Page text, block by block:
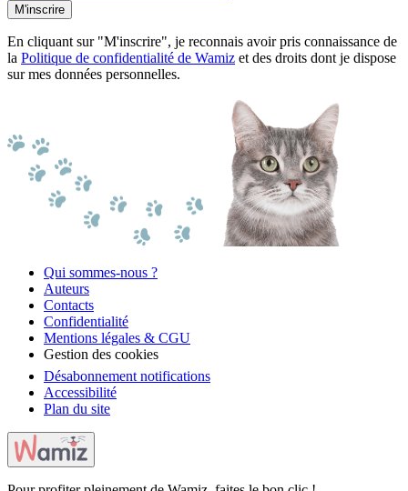
M'inscrire
En cliquant sur "M'inscrire", je reconnais avoir pris connaissance de
la Politique de confidentialité de Wamiz et des droits dont je dispose
sur mes données personnelles.
Qui sommes-nous ?
Auteurs
Contacts
Confidentialité
Mentions légales & CGU
Gestion des cookies
Désabonnement notifications
Accessibilité
Plan du site